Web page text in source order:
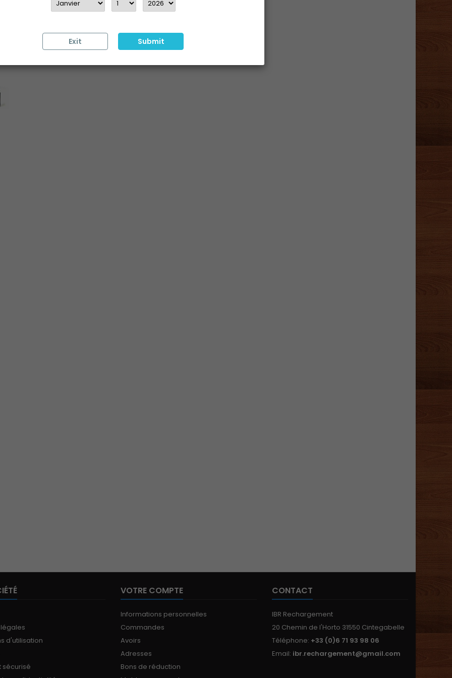
Aucun avis n'a été publié pour le moment.
d'utilisation
sécurisé
VOTRE COMPTE
Informations personnelles
Commandes
Avoirs
Adresses
Bons de réduction
CONTACT
IBR Rechargement
20 Chemin de l'Horto 31550 Cintegabelle
Téléphone: +33 (0)6 71 93 98 06
Email: ibr.rechargement@gmail.com
Exit Submit